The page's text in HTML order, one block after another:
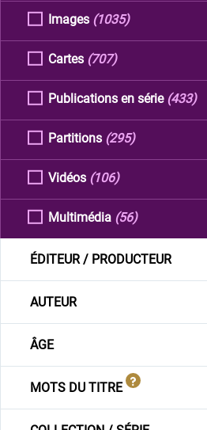
Images (1035)
Cartes (707)
Publications en série (433)
Partitions (295)
Vidéos (106)
Multimédia (56)
ÉDITEUR / PRODUCTEUR
AUTEUR
ÂGE
MOTS DU TITRE